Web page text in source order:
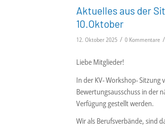
Aktuelles aus der
10.Oktober
12. Oktober 2025 / 0 Kommentare /
Liebe Mitglieder!
In der KV- Workshop-
Bewertungsausschuss in der
Verfügung gestellt werden.
Wir als Berufsverbände, sind